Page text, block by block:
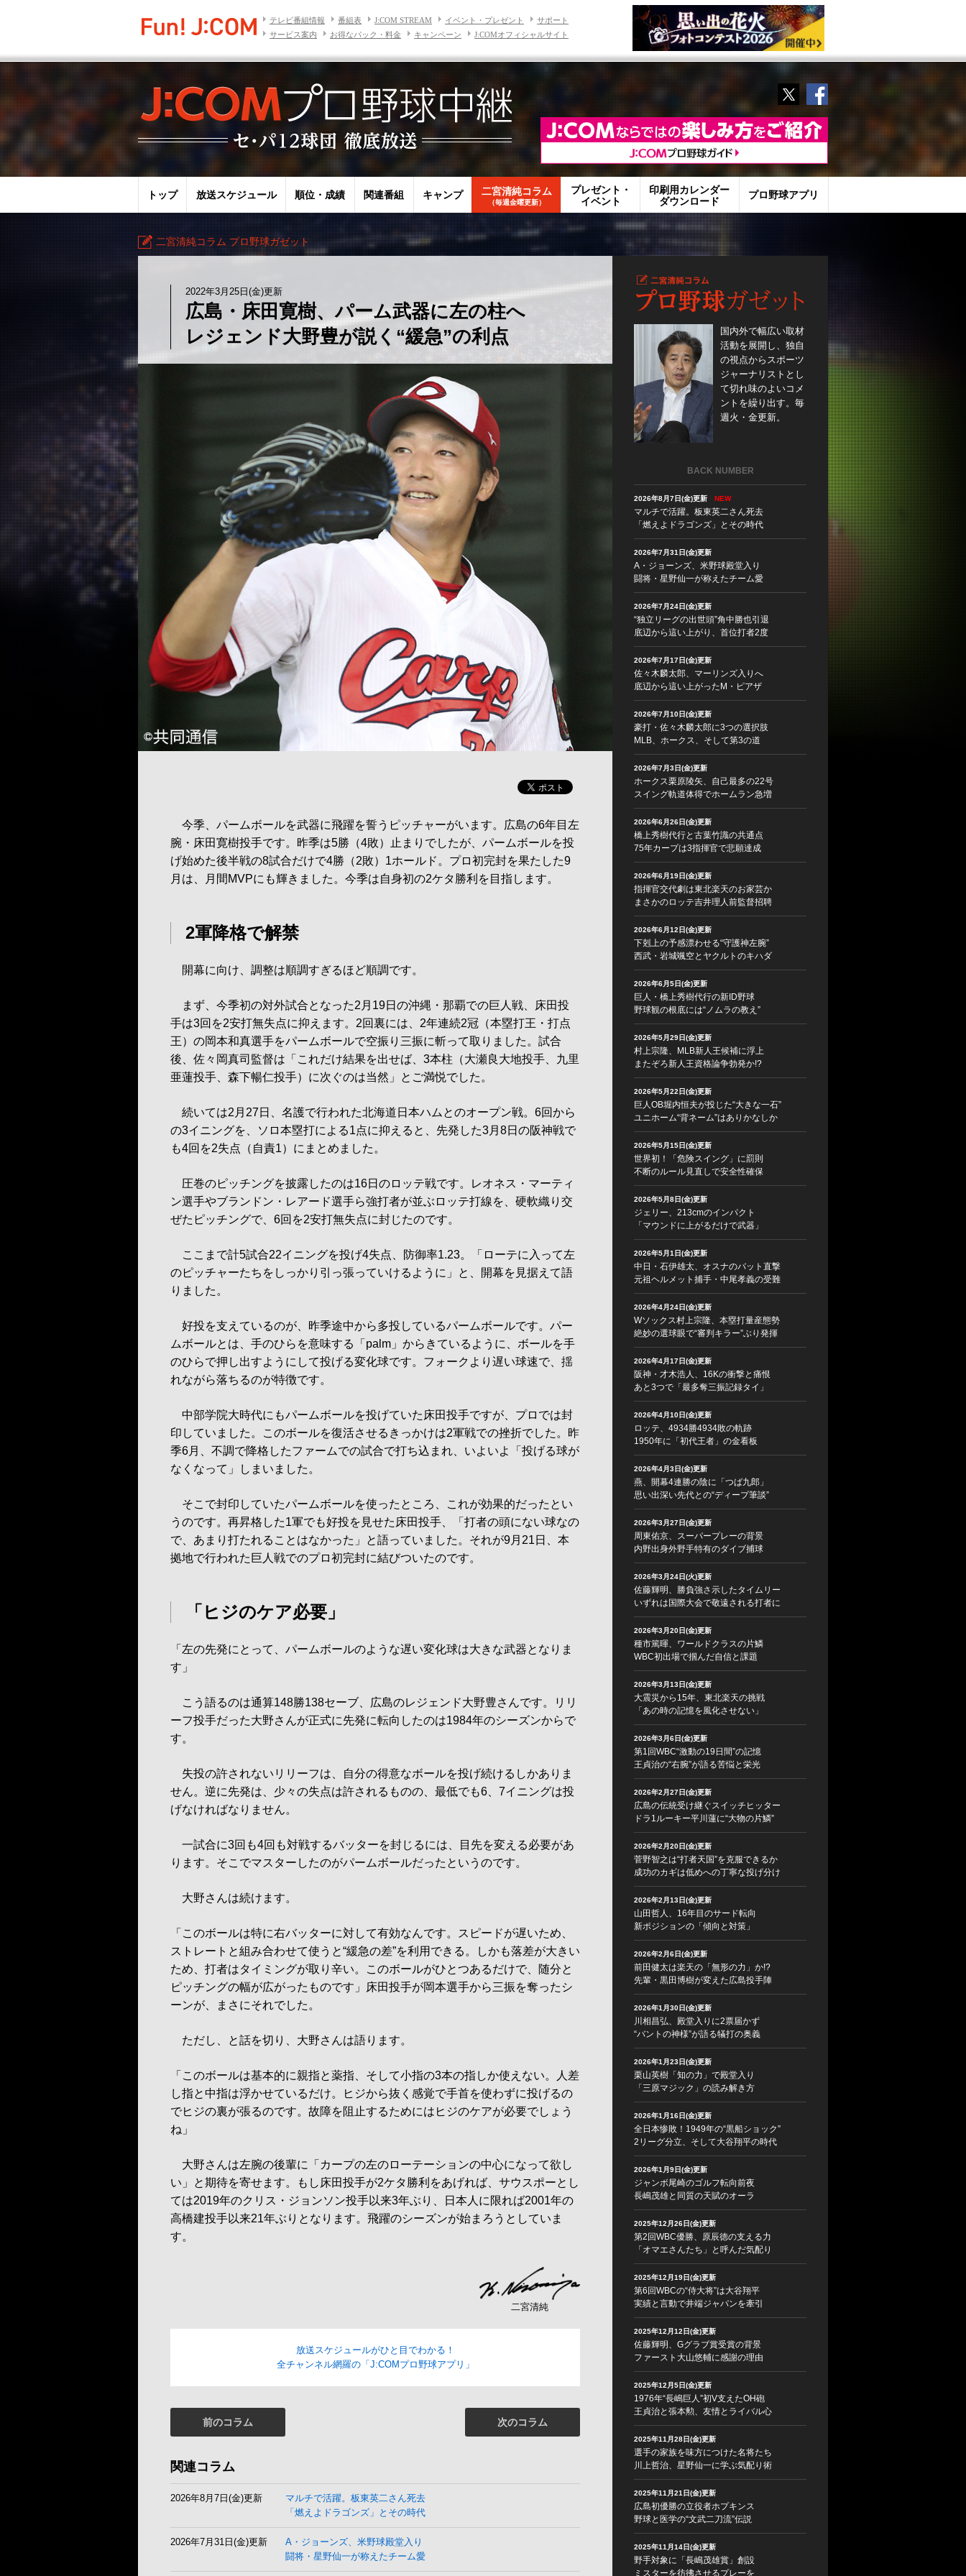
テレビ番組情報 番組表 J:COM STREAM イベント・プレゼント
サポート
サービス案内
お得なパック・料金 キャンペーン J:COMオフィシャルサイト
TwitterFacebook
トップ 放送スケジュール 順位・成績 関連番組 キャンプ 二宮清純コラム
（毎週金曜更新）
プレゼント・
イベント
印刷用カレンダー
ダウンロード
プロ野球アプリ
二宮清純コラム プロ野球ガゼット
2022年3月25日(金)更新
広島・床田寛樹、パーム武器に左の柱へ
レジェンド大野豊が説く“緩急”の利点
今季、パームボールを武器に飛躍を誓うピッチャーがいます。広島の6年目左
腕・床田寛樹投手です。昨季は5勝（4敗）止まりでしたが、パームボールを投
げ始めた後半戦の8試合だけで4勝（2敗）1ホールド。プロ初完封を果たした9
月は、月間MVPにも輝きました。今季は自身初の2ケタ勝利を目指します。
2軍降格で解禁
開幕に向け、調整は順調すぎるほど順調です。
まず、今季初の対外試合となった2月19日の沖縄・那覇での巨人戦、床田投
手は3回を2安打無失点に抑えます。2回裏には、2年連続2冠（本塁打王・打点
王）の岡本和真選手をパームボールで空振り三振に斬って取りました。試合
後、佐々岡真司監督は「これだけ結果を出せば、3本柱（大瀬良大地投手、九里
亜蓮投手、森下暢仁投手）に次ぐのは当然」とご満悦でした。
続いては2月27日、名護で行われた北海道日本ハムとのオープン戦。6回から
の3イニングを、ソロ本塁打による1点に抑えると、先発した3月8日の阪神戦で
も4回を2失点（自責1）にまとめました。
圧巻のピッチングを披露したのは16日のロッテ戦です。レオネス・マーティ
ン選手やブランドン・レアード選手ら強打者が並ぶロッテ打線を、硬軟織り交
ぜたピッチングで、6回を2安打無失点に封じたのです。
ここまで計5試合22イニングを投げ4失点、防御率1.23。「ローテに入って左
のピッチャーたちをしっかり引っ張っていけるように」と、開幕を見据えて語
りました。
好投を支えているのが、昨季途中から多投しているパームボールです。パー
ムボールとは、手のひらを意味する「palm」からきているように、ボールを手
のひらで押し出すようにして投げる変化球です。フォークより遅い球速で、揺
れながら落ちるのが特徴です。
中部学院大時代にもパームボールを投げていた床田投手ですが、プロでは封
印していました。このボールを復活させるきっかけは2軍戦での挫折でした。昨
季6月、不調で降格したファームでの試合で打ち込まれ、いよいよ「投げる球が
なくなって」しまいました。
そこで封印していたパームボールを使ったところ、これが効果的だったとい
うのです。再昇格した1軍でも好投を見せた床田投手、「打者の頭にない球なの
で、あまり打たれることはなかった」と語っていました。それが9月21日、本
拠地で行われた巨人戦でのプロ初完封に結びついたのです。
「ヒジのケア必要」
「左の先発にとって、パームボールのような遅い変化球は大きな武器となりま
す」
こう語るのは通算148勝138セーブ、広島のレジェンド大野豊さんです。リリ
ーフ投手だった大野さんが正式に先発に転向したのは1984年のシーズンからで
す。
失投の許されないリリーフは、自分の得意なボールを投げ続けるしかありま
せん。逆に先発は、少々の失点は許されるものの、最低でも6、7イニングは投
げなければなりません。
一試合に3回も4回も対戦するバッターを封じるには、目先を変える必要があ
ります。そこでマスターしたのがパームボールだったというのです。
大野さんは続けます。
「このボールは特に右バッターに対して有効なんです。スピードが遅いため、
ストレートと組み合わせて使うと“緩急の差”を利用できる。しかも落差が大きい
ため、打者はタイミングが取り辛い。このボールがひとつあるだけで、随分と
ピッチングの幅が広がったものです」床田投手が岡本選手から三振を奪ったシ
ーンが、まさにそれでした。
ただし、と話を切り、大野さんは語ります。
「このボールは基本的に親指と薬指、そして小指の3本の指しか使えない。人差
し指と中指は浮かせているだけ。ヒジから抜く感覚で手首を使わずに投げるの
でヒジの裏が張るのです。故障を阻止するためにはヒジのケアが必要でしょう
ね」
大野さんは左腕の後輩に「カープの左のローテーションの中心になって欲し
い」と期待を寄せます。もし床田投手が2ケタ勝利をあげれば、サウスポーとし
ては2019年のクリス・ジョンソン投手以来3年ぶり、日本人に限れば2001年の
高橋建投手以来21年ぶりとなります。飛躍のシーズンが始まろうとしていま
す。
二宮清純
放送スケジュールがひと目でわかる！
全チャンネル網羅の「J:COMプロ野球アプリ」
前のコラム 次のコラム
関連コラム
2026年8月7日(金)更新
マルチで活躍。板東英二さん死去
「燃えよドラゴンズ」とその時代
2026年7月31日(金)更新
A・ジョーンズ、米野球殿堂入り
闘将・星野仙一が称えたチーム愛
国内外で幅広い取材
活動を展開し、独自
の視点からスポーツ
ジャーナリストとし
て切れ味のよいコメ
ントを繰り出す。毎
週火・金更新。
BACK NUMBER
2026年8月7日(金)更新 NEW
マルチで活躍。板東英二さん死去
「燃えよドラゴンズ」とその時代
2026年7月31日(金)更新
A・ジョーンズ、米野球殿堂入り
闘将・星野仙一が称えたチーム愛
2026年7月24日(金)更新
“独立リーグの出世頭”角中勝也引退
底辺から這い上がり、首位打者2度
2026年7月17日(金)更新
佐々木麟太郎、マーリンズ入りへ
底辺から這い上がったM・ピアザ
2026年7月10日(金)更新
豪打・佐々木麟太郎に3つの選択肢
MLB、ホークス、そして第3の道
2026年7月3日(金)更新
ホークス栗原陵矢、自己最多の22号
スイング軌道体得でホームラン急増
2026年6月26日(金)更新
橋上秀樹代行と古葉竹識の共通点
75年カープは3指揮官で悲願達成
2026年6月19日(金)更新
指揮官交代劇は東北楽天のお家芸か
まさかのロッテ吉井理人前監督招聘
2026年6月12日(金)更新
下剋上の予感漂わせる“守護神左腕”
西武・岩城颯空とヤクルトのキハダ
2026年6月5日(金)更新
巨人・橋上秀樹代行の新ID野球
野球観の根底には“ノムラの教え”
2026年5月29日(金)更新
村上宗隆、MLB新人王候補に浮上
またぞろ新人王資格論争勃発か!?
2026年5月22日(金)更新
巨人OB堀内恒夫が投じた“大きな一石”
ユニホーム“背ネーム”はありかなしか
2026年5月15日(金)更新
世界初！「危険スイング」に罰則
不断のルール見直しで安全性確保
2026年5月8日(金)更新
ジェリー、213cmのインパクト
「マウンドに上がるだけで武器」
2026年5月1日(金)更新
中日・石伊雄太、オスナのバット直撃
元祖ヘルメット捕手・中尾孝義の受難
2026年4月24日(金)更新
Wソックス村上宗隆、本塁打量産態勢
絶妙の選球眼で“審判キラー”ぶり発揮
2026年4月17日(金)更新
阪神・才木浩人、16Kの衝撃と痛恨
あと3つで「最多奪三振記録タイ」
2026年4月10日(金)更新
ロッテ、4934勝4934敗の軌跡
1950年に「初代王者」の金看板
2026年4月3日(金)更新
燕、開幕4連勝の陰に「つば九郎」
思い出深い先代との“ディープ筆談”
2026年3月27日(金)更新
周東佑京、スーパープレーの背景
内野出身外野手特有のダイブ捕球
2026年3月24日(火)更新
佐藤輝明、勝負強さ示したタイムリー
いずれは国際大会で敬遠される打者に
2026年3月20日(金)更新
種市篤暉、ワールドクラスの片鱗
WBC初出場で掴んだ自信と課題
2026年3月13日(金)更新
大震災から15年、東北楽天の挑戦
「あの時の記憶を風化させない」
2026年3月6日(金)更新
第1回WBC“激動の19日間”の記憶
王貞治の“右腕”が語る苦悩と栄光
2026年2月27日(金)更新
広島の伝統受け継ぐスイッチヒッター
ドラ1ルーキー平川蓮に“大物の片鱗”
2026年2月20日(金)更新
菅野智之は“打者天国”を克服できるか
成功のカギは低めへの丁寧な投げ分け
2026年2月13日(金)更新
山田哲人、16年目のサード転向
新ポジションの「傾向と対策」
2026年2月6日(金)更新
前田健太は楽天の「無形の力」か!?
先輩・黒田博樹が変えた広島投手陣
2026年1月30日(金)更新
川相昌弘、殿堂入りに2票届かず
“バントの神様”が語る犠打の奥義
2026年1月23日(金)更新
栗山英樹「知の力」で殿堂入り
「三原マジック」の読み解き方
2026年1月16日(金)更新
全日本惨敗！1949年の“黒船ショック”
2リーグ分立、そして大谷翔平の時代
2026年1月9日(金)更新
ジャンボ尾崎のゴルフ転向前夜
長嶋茂雄と同質の天賦のオーラ
2025年12月26日(金)更新
第2回WBC優勝、原辰徳の支える力
「オマエさんたち」と呼んだ気配り
2025年12月19日(金)更新
第6回WBCの“侍大将”は大谷翔平
実績と言動で井端ジャパンを牽引
2025年12月12日(金)更新
佐藤輝明、Gグラブ賞受賞の背景
ファースト大山悠輔に感謝の理由
2025年12月5日(金)更新
1976年“長嶋巨人”初V支えたOH砲
王貞治と張本勲、友情とライバル心
2025年11月28日(金)更新
選手の家族を味方につけた名将たち
川上哲治、星野仙一に学ぶ気配り術
2025年11月21日(金)更新
広島初優勝の立役者ホプキンス
野球と医学の“文武二刀流”伝説
2025年11月14日(金)更新
野手対象に「長嶋茂雄賞」創設
ミスターを彷彿させるプレーを